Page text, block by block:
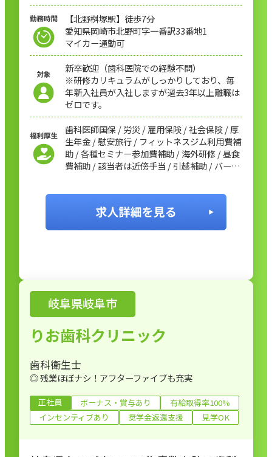
【北野桝塚駅】徒歩7分
愛知県岡崎市北野町字一番訳33番地1
マイカー通勤可
新卒歓迎（歯科医院での経験不問）
※研修カリキュラムがしっかりしており、毎
年新入社員が入社しますが過去3年以上離職は
ゼロです。
歯科医師国保 / 労災 / 雇用保険 / 社会保険 / 厚
生年金 / 慰安旅行 / フィットネスジム利用費補
助 / 各種セミナー参加費補助 / 海外研修 / 昼食
費補助 / 該当者は近傍手当 / 引越補助 / バース
岐阜県岐阜市
りお歯科クリニック
歯科衛生士
◎ 残業ほぼナシ！アフターファイブも充実
正社員 ボーナス・賞与あり
有給取得率100%
インセンティブあり
奨学金返還支援 見学OK